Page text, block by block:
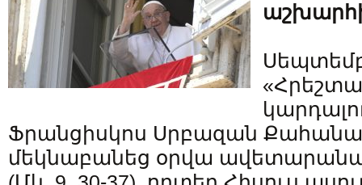
Ֆրանցիսկոս Սրբազան
մեկնաբանեց օրվա